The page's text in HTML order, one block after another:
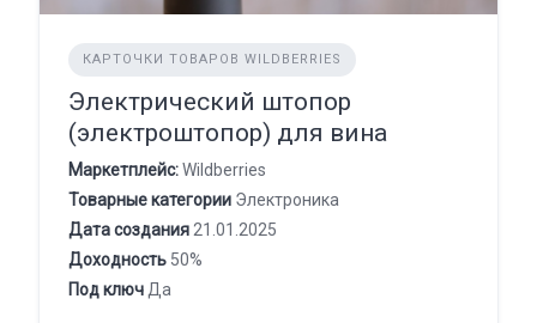
КАРТОЧКИ ТОВАРОВ WILDBERRIES
Электрический штопор
(электроштопор) для вина
Маркетплейс:Wildberries
Товарные категории Электроника
Дата создания 21.01.2025
Доходность 50%
Под ключ Да